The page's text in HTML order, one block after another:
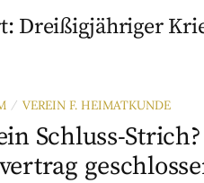
Dreißigjähriger
/ VEREIN F. HEIMATKUNDE
Schluss-